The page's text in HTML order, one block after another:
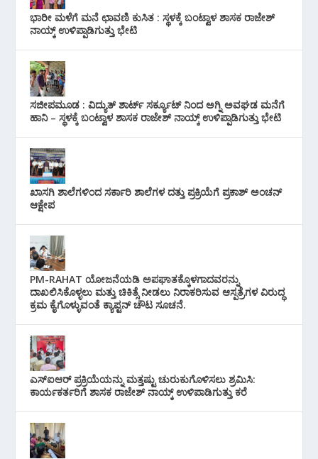
ಭಾರೀ ಮಳೆಗೆ ಮನೆ ಛಾವಣಿ ಕುಸಿತ : ಸ್ಥಳಕ್ಕೆ ಬಂಟ್ವಾಳ ಶಾಸಕ ರಾಜೇಶ್
ನಾಯ್ಕ್ ಉಳಿಪ್ಪಾಡಿಗುತ್ತು ಭೇಟಿ
ಸಜೀಪಮೂಡ : ವಿದ್ಯುತ್ ಶಾರ್ಟ್ ಸರ್ಕ್ಯೂಟ್‌ ನಿಂದ ಅಗ್ನಿ ಅವಘಡ ಮನೆಗೆ
ಹಾನಿ – ಸ್ಥಳಕ್ಕೆ ಬಂಟ್ವಾಳ ಶಾಸಕ ರಾಜೇಶ್ ನಾಯ್ಕ್ ಉಳಿಪ್ಪಾಡಿಗುತ್ತು ಭೇಟಿ
ಖಾಸಗಿ ಶಾಲೆಗಳಿಂದ ಸರ್ಕಾರಿ ಶಾಲೆಗಳ ದತ್ತು ಪ್ರಕ್ರಿಯೆಗೆ ಪ್ರಕಾಶ್ ಅಂಚನ್
ಆಕ್ಷೇಪ
PM-RAHAT ಯೋಜನೆಯಡಿ ಅಪಘಾತಕ್ಕೊಳಗಾದವರನ್ನು
ದಾಖಲಿಸಿಕೊಳ್ಳಲು ಮತ್ತು ಚಿಕಿತ್ಸೆ ನೀಡಲು ನಿರಾಕರಿಸುವ ಆಸ್ಪತ್ರೆಗಳ ವಿರುದ್ಧ
ಕ್ರಮ ಕೈಗೊಳ್ಳುವಂತೆ ಕ್ಯಾಪ್ಟನ್ ಚೌಟ ಸೂಚನೆ.
ಎಸ್‌ಐಆರ್ ಪ್ರಕ್ರಿಯೆಯನ್ನು ಮತ್ತಷ್ಟು ಚುರುಕುಗೊಳಿಸಲು ಶ್ರಮಿಸಿ:
ಕಾರ್ಯಕರ್ತರಿಗೆ ಶಾಸಕ ರಾಜೇಶ್ ನಾಯ್ಕ್ ಉಳಿಪಾಡಿಗುತ್ತು ಕರೆ